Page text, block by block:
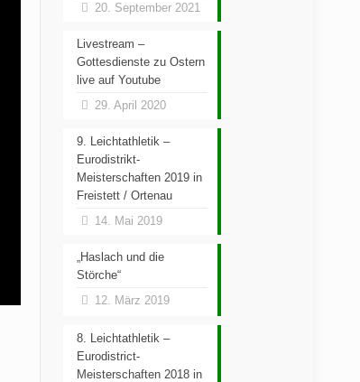
20. September 2021
Livestream –
Gottesdienste zu Ostern
live auf Youtube
29. April 2020
9. Leichtathletik –
Eurodistrikt-
Meisterschaften 2019 in
Freistett / Ortenau
14. Mai 2019
„Haslach und die
Störche“
12. März 2019
8. Leichtathletik –
Eurodistrict-
Meisterschaften 2018 in